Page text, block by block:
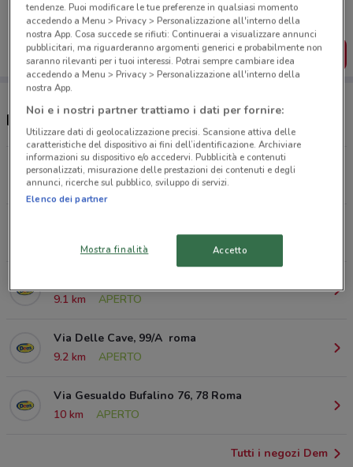
salvarle e creare la tua lista del risparmio, comodamente
dal tuo cellulare.
SCARICA L’APP
Dem supermercati e orari
Via Cesare Pascarella, 29 Roma
6.3 km
APERTO
APERTO
9.1 km
APERTO
Via Delle Cave, 99/A roma
9.2 km
APERTO
Via Gesualdo Bufalino 76, 78 Roma
10 km
APERTO
Tutti i negozi Dem
tendenze. Puoi modificare le tue preferenze in qualsiasi momento
accedendo a Menu > Privacy > Personalizzazione all'interno della
nostra App. Cosa succede se rifiuti: Continuerai a visualizzare annunci
pubblicitari, ma riguarderanno argomenti generici e probabilmente non
saranno rilevanti per i tuoi interessi. Potrai sempre cambiare idea
accedendo a Menu > Privacy > Personalizzazione all'interno della
nostra App.
Noi e i nostri partner trattiamo i dati per fornire:
Utilizzare dati di geolocalizzazione precisi. Scansione attiva delle
caratteristiche del dispositivo ai fini dell’identificazione. Archiviare
informazioni su dispositivo e/o accedervi. Pubblicità e contenuti
personalizzati, misurazione delle prestazioni dei contenuti e degli
annunci, ricerche sul pubblico, sviluppo di servizi.
Elenco dei partner
Mostra finalità Accetto